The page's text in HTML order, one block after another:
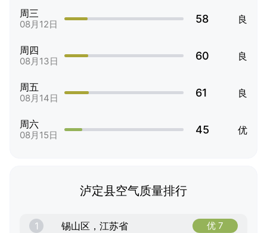
周三
08月12日 58 良
周四
08月13日 60 良
周五
08月14日 61 良
周六
08月15日 45 优
泸定县空气质量排行
1 锡山区，江苏省 优 7